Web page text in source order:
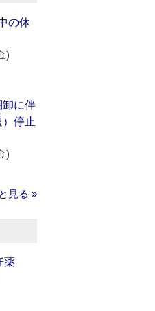
の休
)
卸に伴
停止
)
見る »
薬